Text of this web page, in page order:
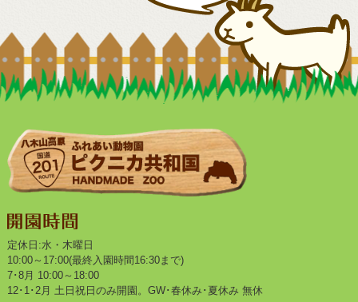
定休日:水・木曜日
10:00～17:00(最終入園時間16:30まで)
7･8月 10:00～18:00
12･1･2月 土日祝日のみ開園。GW･春休み･夏休み 無休